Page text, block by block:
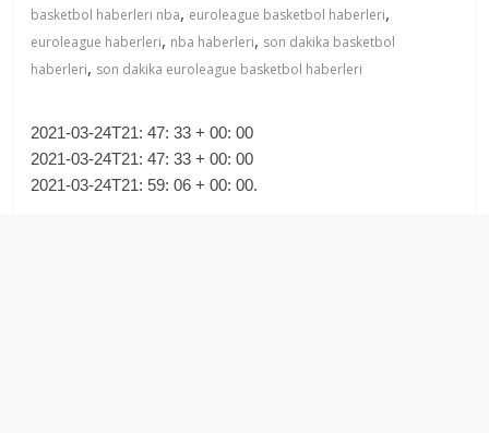
basketbol haberleri nba, euroleague basketbol haberleri,
euroleague haberleri, nba haberleri, son dakika basketbol
haberleri, son dakika euroleague basketbol haberleri
2021-03-24T21: 47: 33 + 00: 00
2021-03-24T21: 47: 33 + 00: 00
2021-03-24T21: 59: 06 + 00: 00.